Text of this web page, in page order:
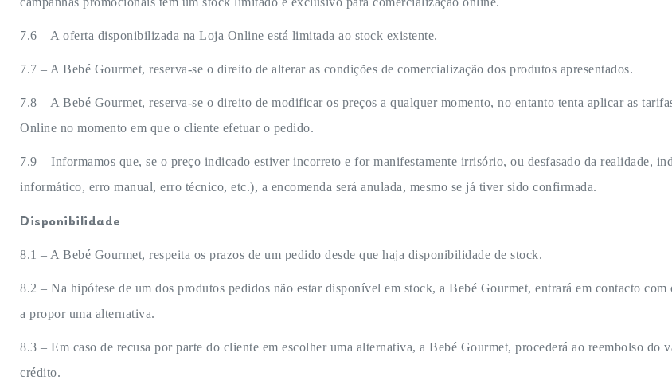
7.6 – A oferta disponibilizada na Loja Online está limitada ao stock existente.
7.7 – A Bebé Gourmet, reserva-se o direito de alterar as condições de comercialização dos produtos apresentados.
7.8 – A Bebé Gourmet, reserva-se o direito de modificar os preços a qualquer momento, no entanto tenta aplicar as
Online no momento em que o cliente efetuar o pedido.
7.9 – Informamos que, se o preço indicado estiver incorreto e for manifestamente irrisório, ou desfasado da realidade,
informático, erro manual, erro técnico, etc.), a encomenda será anulada, mesmo se já tiver sido confirmada.
Disponibilidade
8.1 – A Bebé Gourmet, respeita os prazos de um pedido desde que haja disponibilidade de stock.
8.2 – Na hipótese de um dos produtos pedidos não estar disponível em stock, a Bebé Gourmet, entrará em contacto
a propor uma alternativa.
8.3 – Em caso de recusa por parte do cliente em escolher uma alternativa, a Bebé Gourmet, procederá ao reembolso
crédito.